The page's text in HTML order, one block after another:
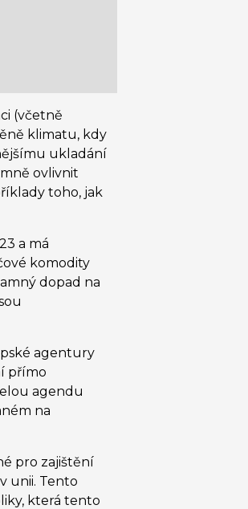
(včetně
klimatu, kdy
ukladání
ovlivnit
toho, jak
a má
komodity
dopad na
agentury
přímo
agendu
na
pro zajištění
unii. Tento
která tento